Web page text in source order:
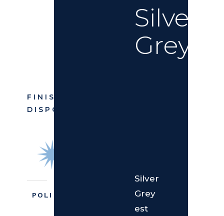
FINIS
DISPONIBLES
POLI
Silver
Grey
Silver
Grey
est